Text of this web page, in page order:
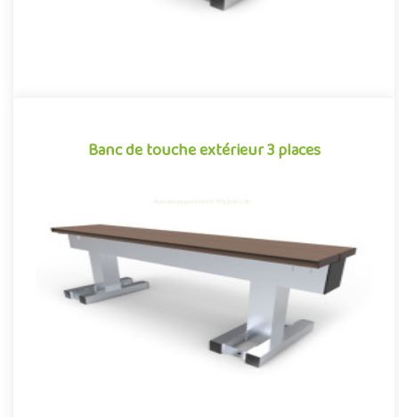
Banc de touche extérieur 3 places
Banc de touche extérieur 3 places
Banc de touche 3 places pour aménagements sportifs
extérieurs, conjuguant confort et robustesse autour d’un design
aux finiti..